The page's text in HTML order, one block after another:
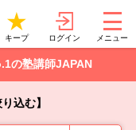
キープ ログイン メニュー
の塾講師JAPAN
込む】